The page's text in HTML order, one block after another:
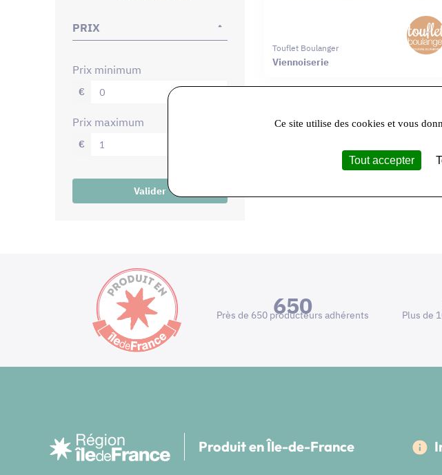
PRIX
prix minimum
€
prix maximum
€
Valider
Touflet Boulanger
Viennoiserie
650
Près de 650 producteurs adhérents Plus de
Produit en Île-de-France
Ce site utilise des cookies et vous
Tout accepter